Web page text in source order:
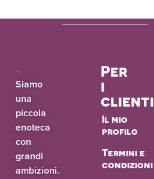
Siamo
una
piccola
enoteca
con
grandi
ambizioni.
Per
i
clienti
Il mio
profilo
Termini e
condizioni